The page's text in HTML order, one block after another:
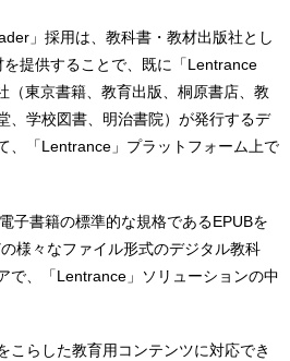
」採用は、教科書・教材出版社とし
提供することで、既に「Lentrance
（東京書籍、教育出版、桐原書店、教
、学校図書、明治書院）が発行するデ
、「Lentrance」プラットフォーム上で
子書籍の標準的な規格であるEPUBを
様々なファイル形式のデジタル教科
で、「Lentrance」ソリューションの中
こらした教育用コンテンツに対応でき